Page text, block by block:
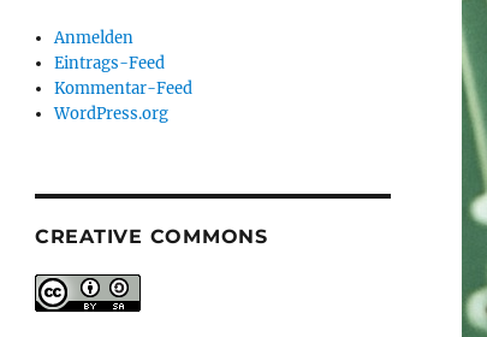
Anmelden
Eintrags-Feed
Kommentar-Feed
WordPress.org
CREATIVE COMMONS